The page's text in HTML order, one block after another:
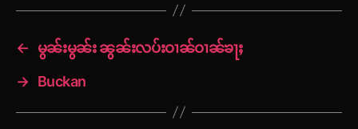
←
မွၼ်းမွၼ်း ၼွၼ်းလပ်းဝၢၼ်ဝၢၼ်ၶႃႈ
→ Buckan